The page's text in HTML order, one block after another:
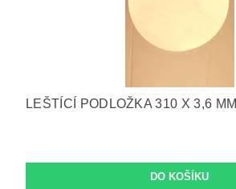
LEŠTÍCÍ PODLOŽKA 310 X 3,6 MM